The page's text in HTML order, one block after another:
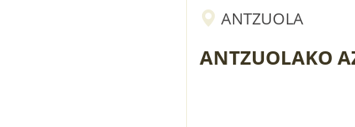
ANTZUOLA
ANTZUOLAKO